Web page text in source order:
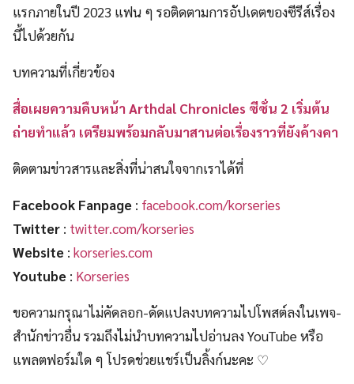
แรกภายในปี 2023 แฟน ๆ รอติดตามการอัปเดตของซีรีส์เรื่อง
นี้ไปด้วยกัน
บทความที่เกี่ยวข้อง
สื่อเผยความคืบหน้า Arthdal Chronicles ซีซั่น 2 เริ่มต้น
ถ่ายทำแล้ว เตรียมพร้อมกลับมาสานต่อเรื่องราวที่ยังค้างคา
ติดตามข่าวสารและสิ่งที่น่าสนใจจากเราได้ที่
Facebook Fanpage : facebook.com/korseries
Twitter : twitter.com/korseries
Website : korseries.com
Youtube : Korseries
ขอความกรุณาไม่คัดลอก-ดัดแปลงบทความไปโพสต์ลงในเพจ-
สำนักข่าวอื่น รวมถึงไม่นำบทความไปอ่านลง YouTube หรือ
แพลตฟอร์มใด ๆ โปรดช่วยแชร์เป็นลิ้งก์นะคะ ♡